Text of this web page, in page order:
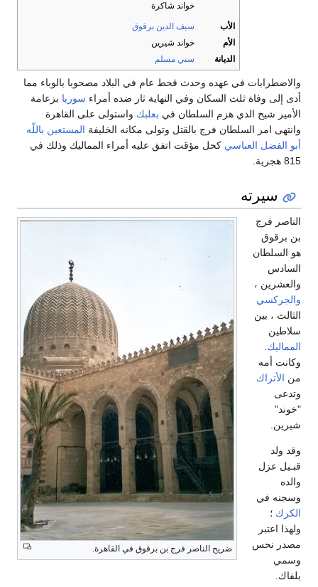
خواند شاكرة
الأب
سيف الدين برقوق
الأم
خواند شيرين
الديانة
سني مسلم
والاضطرابات في عهده وحدث قحط عام في البلاد مصحوبا بالوباء مما
أدى إلى وفاة ثلث السكان وفي النهاية ثار ضده أمراء سوريا بزعامة
الأمير شيخ الذي هزم السلطان في بعلبك واستولى على القاهرة
وانتهى امر السلطان فرج بالقتل وتولى مكانه الخليفة المستعين باللّه
أبو الفضل العباسي كحل مؤقت اتفق عليه أمراء المماليك وذلك في
815 هجرية.
سيرته
ضريح الناصر فرج بن برقوق في القاهرة.
الناصر فرج
بن برقوق
هو السلطان
السادس
والعشرين ،
والجركسي
الثالث ، بين
سلاطين
المماليك
وكانت أمه
من الأتراك
وتدعى
"خوند"
شيرين.
وقد ولد
قبـيل عزل
والده
وسجنه في
الكرك ؛
ولهذا اعتبر
مصدر نحس
وسمي
بلفاك.